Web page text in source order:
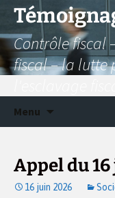
Aller
contenu
Contrôle fiscal
fiscal – la lutte
Menu
Appel du
16 juin 2026